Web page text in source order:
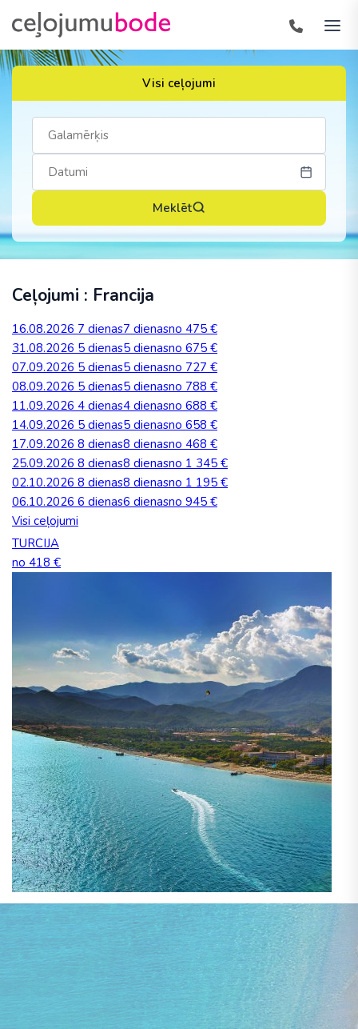
Visi ceļojumi
Meklēt
Ceļojumi : Francija
16.08.2026 7 dienas7 dienasno 475 €
31.08.2026 5 dienas5 dienasno 675 €
07.09.2026 5 dienas5 dienasno 727 €
08.09.2026 5 dienas5 dienasno 788 €
11.09.2026 4 dienas4 dienasno 688 €
14.09.2026 5 dienas5 dienasno 658 €
17.09.2026 8 dienas8 dienasno 468 €
25.09.2026 8 dienas8 dienasno 1 345 €
02.10.2026 8 dienas8 dienasno 1 195 €
06.10.2026 6 dienas6 dienasno 945 €
Visi ceļojumi
TURCIJA
no 418 €
09. - 16. janvāris
lidojums, bagāža, transfērs, viesnīca
bez ēdināšanas
RESIDENCE MONTANA PREMIER 4★